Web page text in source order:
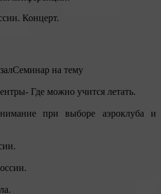
Концерт.
на тему
Где можно учится летать.
при выборе аэроклуба и